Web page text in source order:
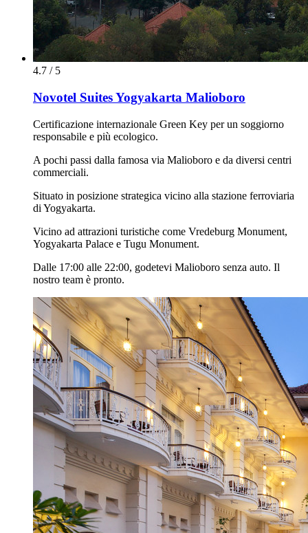
4.7 / 5
Novotel Suites Yogyakarta Malioboro
Certificazione internazionale Green Key per un soggiorno
responsabile e più ecologico.
A pochi passi dalla famosa via Malioboro e da diversi centri
commerciali.
Situato in posizione strategica vicino alla stazione ferroviaria
di Yogyakarta.
Vicino ad attrazioni turistiche come Vredeburg Monument,
Yogyakarta Palace e Tugu Monument.
Dalle 17:00 alle 22:00, godetevi Malioboro senza auto. Il
nostro team è pronto.